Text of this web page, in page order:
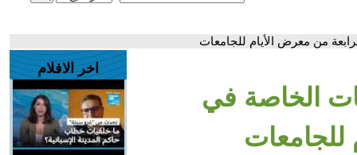
من معرض الأيام للجامعات
الخاصة في
للجامعات
اخر الافلام